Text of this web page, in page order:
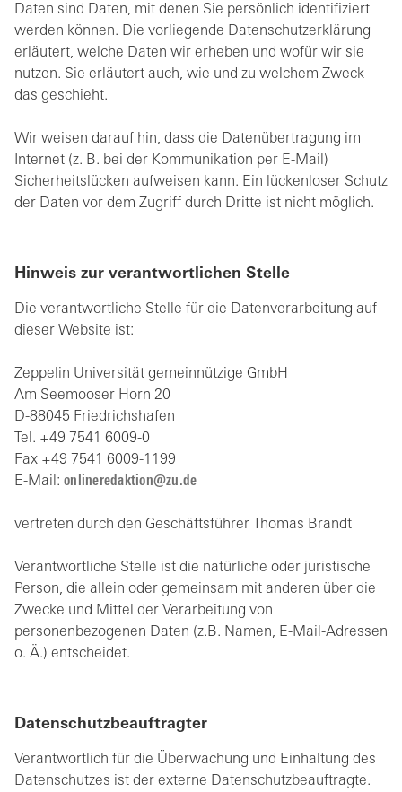
Daten sind Daten, mit denen Sie persönlich identifiziert
werden können. Die vorliegende Datenschutzerklärung
erläutert, welche Daten wir erheben und wofür wir sie
nutzen. Sie erläutert auch, wie und zu welchem Zweck
das geschieht.
Wir weisen darauf hin, dass die Datenübertragung im
Internet (z. B. bei der Kommunikation per E-Mail)
Sicherheitslücken aufweisen kann. Ein lückenloser Schutz
der Daten vor dem Zugriff durch Dritte ist nicht möglich.
Hinweis zur verantwortlichen Stelle
Die verantwortliche Stelle für die Datenverarbeitung auf
dieser Website ist:
Zeppelin Universität gemeinnützige GmbH
Am Seemooser Horn 20
D-88045 Friedrichshafen
Tel. +49 7541 6009-0
Fax +49 7541 6009-1199
E-Mail:
nl n r d kt n z d
vertreten durch den Geschäftsführer Thomas Brandt
Verantwortliche Stelle ist die natürliche oder juristische
Person, die allein oder gemeinsam mit anderen über die
Zwecke und Mittel der Verarbeitung von
personenbezogenen Daten (z.B. Namen, E-Mail-Adressen
o. Ä.) entscheidet.
Datenschutzbeauftragter
Verantwortlich für die Überwachung und Einhaltung des
Datenschutzes ist der externe Datenschutzbeauftragte.